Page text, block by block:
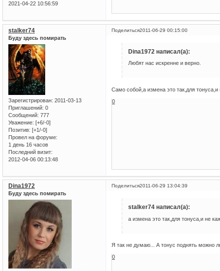
2021-04-22 10:56:59
Поделиться2011-06-29 00:15:00
stalker74
Буду здесь помирать
Зарегистрирован: 2011-03-13
Приглашений: 0
Сообщений: 777
Уважение: [+6/-0]
Позитив: [+1/-0]
Провел на форуме:
1 день 16 часов
Последний визит:
2012-04-06 00:13:48
Dina1972 написал(а):
Любят нас искренне и верно.
Само собой,а измена это так,для
0
Поделиться2011-06-29 13:04:39
Dina1972
Буду здесь помирать
stalker74 написал(а):
а измена это так,для тонуса,и не
Я так не думаю... А тонус поднять можно
0